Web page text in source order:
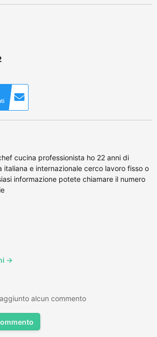
cucina professionista ho 22 anni di
italiana e internazionale cerco lavoro fisso o
informazione potete chiamare il numero
→
alcun commento